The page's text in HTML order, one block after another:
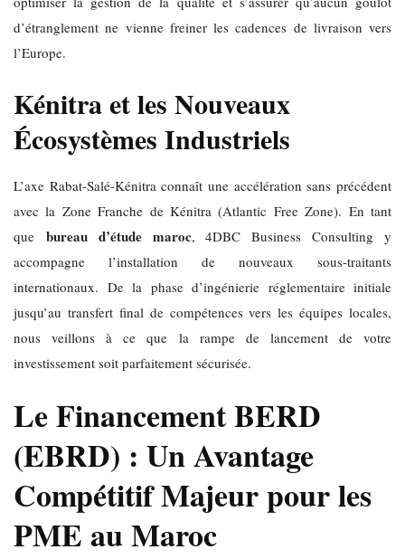
d’étranglement ne vienne freiner les cadences de livraison vers
l’Europe.
Kénitra et les Nouveaux
Écosystèmes Industriels
L’axe Rabat-Salé-Kénitra connaît une accélération sans précédent
avec la Zone Franche de Kénitra (Atlantic Free Zone). En tant
que bureau d’étude maroc, 4DBC Business Consulting y
accompagne l’installation de nouveaux sous-traitants
internationaux. De la phase d’ingénierie réglementaire initiale
jusqu’au transfert final de compétences vers les équipes locales,
nous veillons à ce que la rampe de lancement de votre
investissement soit parfaitement sécurisée.
Le Financement BERD
(EBRD) : Un Avantage
Compétitif Majeur pour les
PME au Maroc